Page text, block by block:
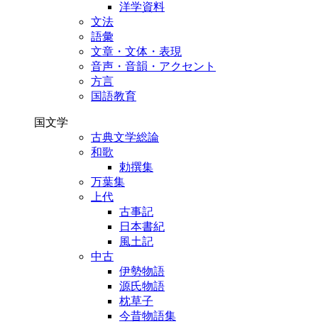
洋学資料
文法
語彙
文章・文体・表現
音声・音韻・アクセント
方言
国語教育
国文学
古典文学総論
和歌
勅撰集
万葉集
上代
古事記
日本書紀
風土記
中古
伊勢物語
源氏物語
枕草子
今昔物語集